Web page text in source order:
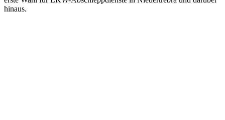
hinaus.